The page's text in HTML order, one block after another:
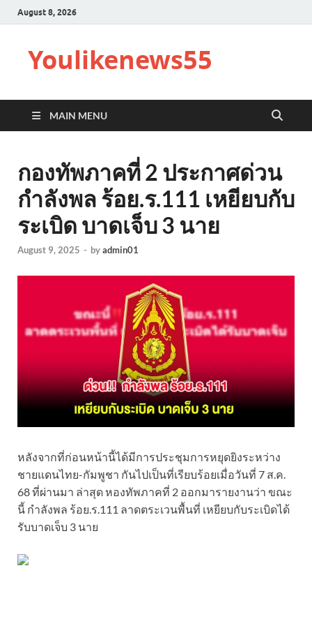
August 8, 2026
Youlikenews55
MAIN MENU
กองทัพภาคที่ 2 ประกาศด่วน
กำลังพล ร้อย.ร.111 เหยียบกับ
ระเบิด บาดเจ็บ 3 นาย
August 9, 2025 - byadmin01
หลังจากที่ก่อนหน้านี้ได้มีการประชุมการหยุดยิงระหว่าง
ชายแดนไทย-กัมพูชา กันไปเป็นที่เรียบร้อยเมื่อวันที่ 7 ส.ค.
68 ที่ผ่านมา ล่าสุด หองทัพภาคที่ 2 ออกมารายงานว่า ขณะ
นี้ กำลังพล ร้อย.ร.111 ลาดตระเวนพื้นที่ เหยียบกับระเบิดได้
รับบาดเจ็บ 3 นาย